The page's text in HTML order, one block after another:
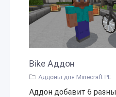
Bike Аддон
Аддоны для Minecraft PE
Аддон добавит 6